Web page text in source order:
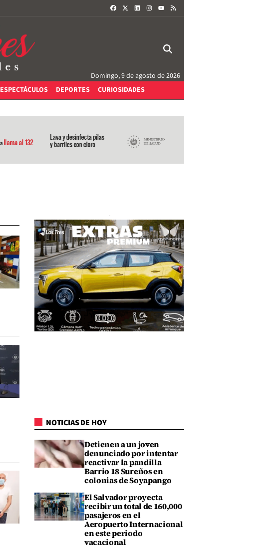
FACEBOOKLINKEDININSTAGRAM
Domingo, 9 de agosto de 2026
ESPECTÁCULOS DEPORTES CURIOSIDADES
NOTICIAS DE HOY
Detienen a un joven
denunciado por intentar
reactivar la pandilla
Barrio 18 Sureños en
colonias de Soyapango
El Salvador proyecta
recibir un total de 160,000
pasajeros en el
Aeropuerto Internacional
en este periodo
vacacional